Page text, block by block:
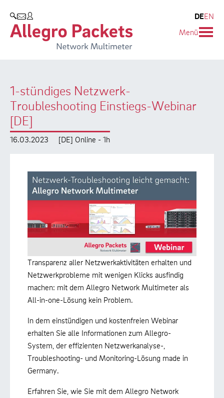
SUCHEN
DEEN
Menü
1-stündiges Netzwerk-
Troubleshooting Einstiegs-Webinar
[DE]
16.03.2023 [DE] Online - 1h
Transparenz aller Netzwerkaktivitäten erhalten und
Netzwerkprobleme mit wenigen Klicks ausfindig
machen: mit dem Allegro Network Multimeter als
All-in-one-Lösung kein Problem.
In dem einstündigen und kostenfreien Webinar
erhalten Sie alle Informationen zum Allegro-
System, der effizienten Netzwerkanalyse-,
Troubleshooting- und Monitoring-Lösung made in
Germany.
Erfahren Sie, wie Sie mit dem Allegro Network
Allegro Network Multimeter
Produktübersicht
Use Cases
Whitepaper
Case Studies
Videos
Produkt-Handbuch
Unternehmen
Partner
Umweltschutz
Forschung und Lehre